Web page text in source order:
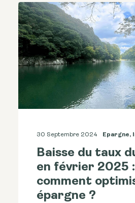
30 Septembre 2024 Epargne,
Baisse du taux
en février 2025 :
comment
épargne ?